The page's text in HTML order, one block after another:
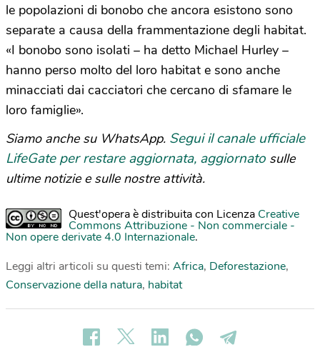
le popolazioni di bonobo che ancora esistono sono
separate a causa della frammentazione degli habitat.
«I bonobo sono isolati – ha detto Michael Hurley –
hanno perso molto del loro habitat e sono anche
minacciati dai cacciatori che cercano di sfamare le
loro famiglie».
Siamo anche su WhatsApp. Segui il canale ufficiale
LifeGate per restare aggiornata, aggiornato sulle
ultime notizie e sulle nostre attività.
Quest'opera è distribuita con Licenza Creative
Commons Attribuzione - Non commerciale -
Non opere derivate 4.0 Internazionale.
Leggi altri articoli su questi temi: Africa, Deforestazione,
Conservazione della natura, habitat